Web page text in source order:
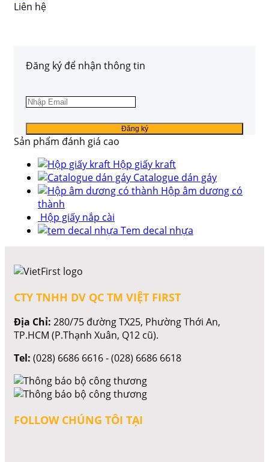
Liên hệ
Đăng ký để nhận thông tin
Sản phẩm đánh giá cao
Hộp giấy kraft
Catalogue dán gáy
Hộp âm dương có
thành
Hộp giấy nắp cài
Tem decal nhựa
CTY TNHH DV QC TM VIỆT FIRST
Địa Chỉ: 280/75 đường TX25, Phường Thới An,
TP.HCM (P.Thạnh Xuân, Q12 cũ).
Tel: (028) 6686 6616 - (028) 6686 6618
FOLLOW CHÚNG TÔI TẠI